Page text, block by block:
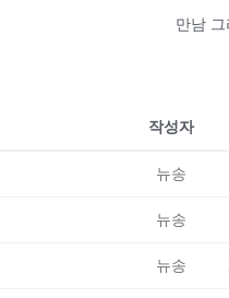
만남
작성자
뉴송
뉴송
뉴송